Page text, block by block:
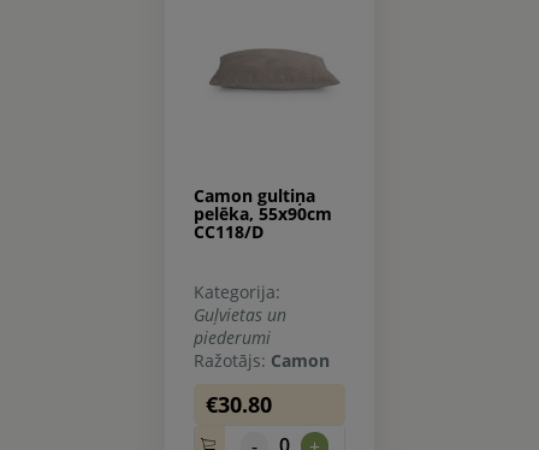
Camon gultiņa
pelēka, 55x90cm
CC118/D
Kategorija:
Guļvietas un
piederumi
Ražotājs: Camon
€30.80